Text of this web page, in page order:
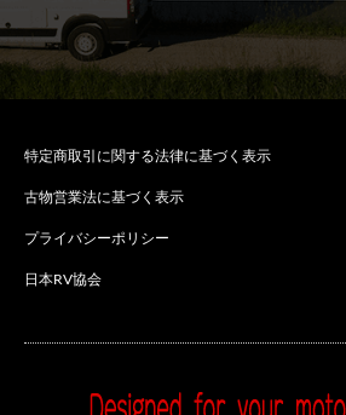
特定商取引に関する法律に基づく表示
古物営業法に基づく表示
プライバシーポリシー
日本RV協会